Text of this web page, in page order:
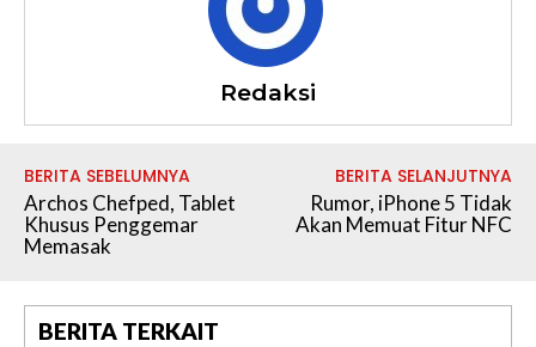
Redaksi
BERITA SEBELUMNYA
Archos Chefped, Tablet
Khusus Penggemar
Memasak
BERITA SELANJUTNYA
Rumor, iPhone 5 Tidak
Akan Memuat Fitur NFC
BERITA TERKAIT